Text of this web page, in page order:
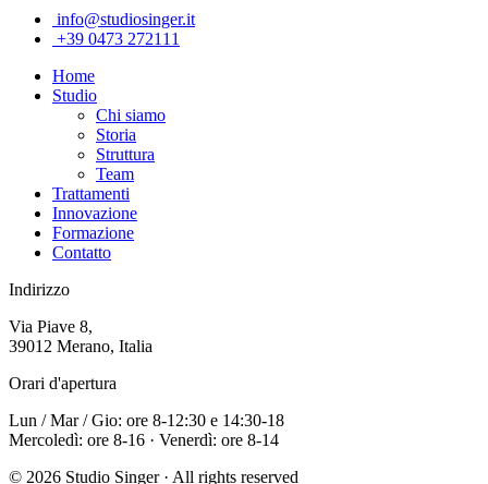
info@studiosinger.it
+39 0473 272111
Home
Studio
Chi siamo
Storia
Struttura
Team
Trattamenti
Innovazione
Formazione
Contatto
Indirizzo
Via Piave 8,
39012 Merano, Italia
Orari d'apertura
Lun / Mar / Gio: ore 8-12:30 e 14:30-18
Mercoledì: ore 8-16 · Venerdì: ore 8-14
© 2026 Studio Singer · All rights reserved